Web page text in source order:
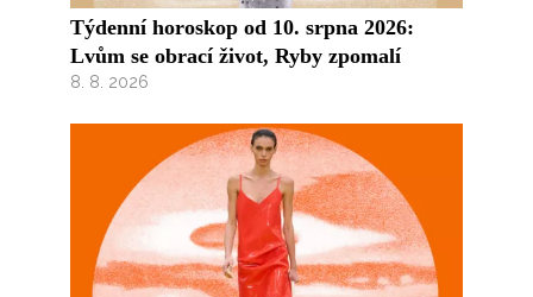
Týdenní horoskop od 10. srpna 2026:
Lvům se obrací život, Ryby zpomalí
8. 8. 2026